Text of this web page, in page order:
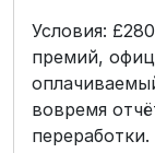
Условия:
премий,
вовремя
переработки.